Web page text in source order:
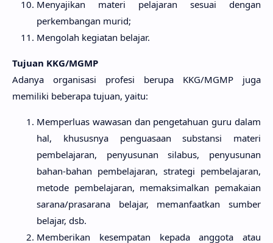
Menyajikan materi pelajaran sesuai dengan
perkembangan murid;
Mengolah kegiatan belajar.
Tujuan KKG/MGMP
Adanya organisasi profesi berupa KKG/MGMP juga
memiliki beberapa tujuan, yaitu:
Memperluas wawasan dan pengetahuan guru dalam
hal, khususnya penguasaan substansi materi
pembelajaran, penyusunan silabus, penyusunan
bahan-bahan pembelajaran, strategi pembelajaran,
metode pembelajaran, memaksimalkan pemakaian
sarana/prasarana belajar, memanfaatkan sumber
belajar, dsb.
Memberikan kesempatan kepada anggota atau